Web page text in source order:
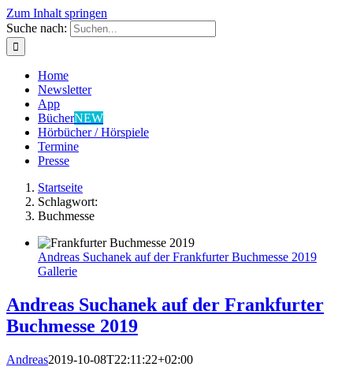
Zum Inhalt springen
Suche nach:
Home
Newsletter
App
BücherNEW
Hörbücher / Hörspiele
Termine
Presse
Startseite
Schlagwort:
Buchmesse
Andreas Suchanek auf der Frankfurter Buchmesse 2019
Gallerie
Andreas Suchanek auf der Frankfurter
Buchmesse 2019
Andreas2019-10-08T22:11:22+02:00